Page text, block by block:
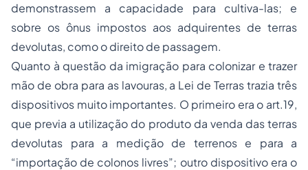
demonstrassem a capacidade para cultiva-las; e
sobre os ônus impostos aos adquirentes de terras
devolutas, como o direito de passagem.
Quanto à questão da imigração para colonizar e trazer
mão de obra para as lavouras, a Lei de Terras trazia três
dispositivos muito importantes. O primeiro era o art.19,
que previa a utilização do produto da venda das terras
devolutas para a medição de terrenos e para a
“importação de colonos livres”; outro dispositivo era o